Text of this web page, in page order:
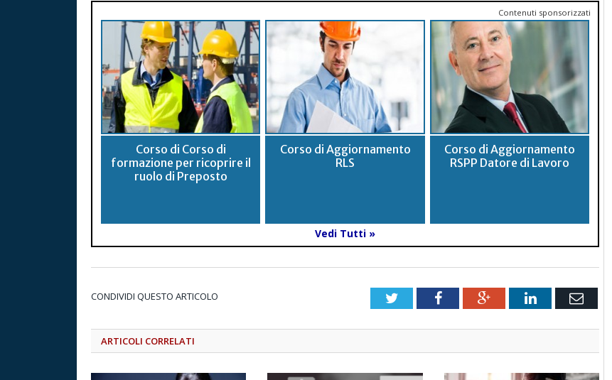
Contenuti sponsorizzati
Corso di Corso di
formazione per ricoprire il
ruolo di Preposto
Corso di Aggiornamento
RLS
Corso di Aggiornamento
RSPP Datore di Lavoro
Vedi Tutti »
CONDIVIDI QUESTO ARTICOLO TwitterFacebookGoogle+LinkedInEmail
ARTICOLI CORRELATI